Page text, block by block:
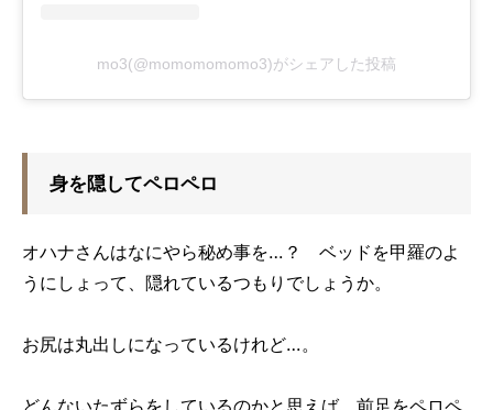
mo3(@momomomomo3)がシェアした投稿
身を隠してペロペロ
オハナさんはなにやら秘め事を…？ ベッドを甲羅のよ
うにしょって、隠れているつもりでしょうか。
お尻は丸出しになっているけれど…。
どんないたずらをしているのかと思えば、前足をペロペ